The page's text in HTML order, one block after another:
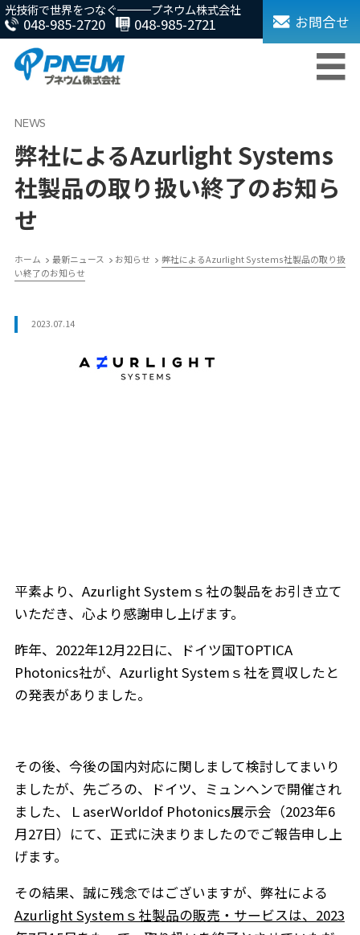
光技術で世界をつなぐ プネウム株式会社
048-985-2720 048-985-2721 お問合せ
弊社によるAzurlight Systems
社製品の取り扱い終了のお知ら
せ
ホーム 最新ニュース お知らせ
弊社によるAzurlight Systems社製品の取り扱
い終了のお知らせ
2023.07.14
平素より、Azurlight Systemｓ社の製品をお引き立て
いただき、心より感謝申し上げます。
昨年、2022年12月22日に、ドイツ国TOPTICA
Photonics社が、Azurlight Systemｓ社を買収したと
の発表がありました。
その後、今後の国内対応に関しまして検討してまいり
ましたが、先ごろの、ドイツ、ミュンヘンで開催され
ました、ＬaserＷorldof Photonics展示会（2023年6
月27日）にて、正式に決まりましたのでご報告申し上
げます。
その結果、誠に残念ではございますが、弊社による
Azurlight Systemｓ社製品の販売・サービスは、2023